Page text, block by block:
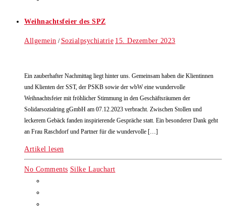
Weihnachtsfeier des SPZ
Allgemein / Sozialpsychiatrie 15. Dezember 2023
Ein zauberhafter Nachmittag liegt hinter uns. Gemeinsam haben die Klientinnen
und Klienten der SST, der PSKB sowie der wbW eine wundervolle
Weihnachtsfeier mit fröhlicher Stimmung in den Geschäftsräumen der
Solidarsozialring gGmbH am 07.12.2023 verbracht. Zwischen Stollen und
leckerem Gebäck fanden inspirierende Gespräche statt. Ein besonderer Dank geht
an Frau Raschdorf und Partner für die wundervolle […]
Artikel lesen
No Comments Silke Lauchart